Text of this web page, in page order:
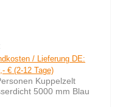
/ Lieferung DE:
€ (2-12 Tage)
Kuppelzelt
5000 mm Blau